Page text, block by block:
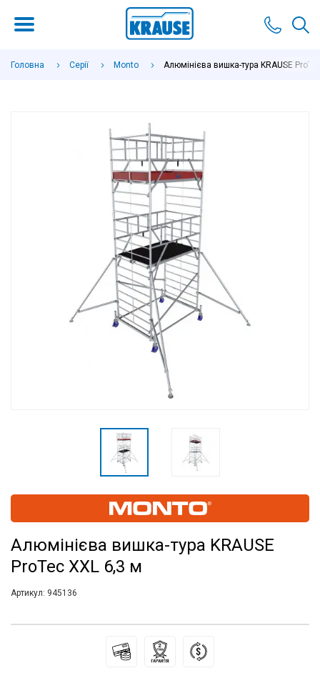
Головна Серії Monto Алюмінієва вишка-тура KRAUSE
Алюмінієва вишка-тура KRAUSE
ProTec XXL 6,3 м
Артикул: 945136